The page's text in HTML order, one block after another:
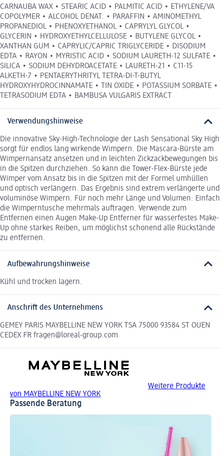
CARNAUBA WAX • STEARIC ACID • PALMITIC ACID • ETHYLENE/VA
COPOLYMER • ALCOHOL DENAT. • PARAFFIN • AMINOMETHYL
PROPANEDIOL • PHENOXYETHANOL • CAPRYLYL GLYCOL •
GLYCERIN • HYDROXYETHYLCELLULOSE • BUTYLENE GLYCOL •
XANTHAN GUM • CAPRYLIC/CAPRIC TRIGLYCERIDE • DISODIUM
EDTA • RAYON • MYRISTIC ACID • SODIUM LAURETH-12 SULFATE •
SILICA • SODIUM DEHYDROACETATE • LAURETH-21 • C11-15
ALKETH-7 • PENTAERYTHRITYL TETRA-DI-T-BUTYL
HYDROXYHYDROCINNAMATE • TIN OXIDE • POTASSIUM SORBATE •
TETRASODIUM EDTA • BAMBUSA VULGARIS EXTRACT
Verwendungshinweise
Die innovative Sky-High-Technologie der Lash Sensational Sky High
sorgt für endlos lang wirkende Wimpern. Die Mascara-Bürste am
Wimpernansatz ansetzen und in leichten Zickzackbewegungen bis
in die Spitzen durchziehen. So kann die Tower-Flex-Bürste jede
Wimper vom Ansatz bis in die Spitzen mit der Formel umhüllen
und optisch verlängern. Das Ergebnis sind extrem verlängerte und
voluminöse Wimpern. Für noch mehr Länge und Volumen: Einfach
die Wimperntusche mehrmals auftragen. Verwende zum
Entfernen einen Augen Make-Up Entferner für wasserfestes Make-
Up ohne starkes Reiben, um möglichst schonend alle Rückstände
zu entfernen.
Aufbewahrungshinweise
Kühl und trocken lagern.
Anschrift des Unternehmens
GEMEY PARIS MAYBELLINE NEW YORK TSA 75000 93584 ST OUEN
CEDEX FR fragen@loreal-group.com
Weitere Produkte
von MAYBELLINE NEW YORK
Passende Beratung